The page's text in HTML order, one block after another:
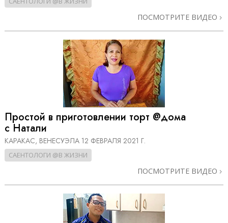
ПОСМОТРИТЕ ВИДЕО
Простой в приготовлении торт @дома
с Натали
КАРАКАС, ВЕНЕСУЭЛА 12 ФЕВРАЛЯ 2021 Г.
САЕНТОЛОГИ @В ЖИЗНИ
ПОСМОТРИТЕ ВИДЕО